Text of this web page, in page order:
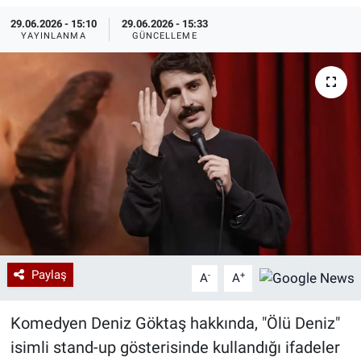
29.06.2026 - 15:10
YAYINLANMA
29.06.2026 - 15:33
GÜNCELLEME
Paylaş A- A+
Komedyen Deniz Göktaş hakkında, "Ölü Deniz"
isimli stand-up gösterisinde kullandığı ifadeler
Kadın
Erişim Bilgileri
Sağlık
Teknoloji
Ramazan